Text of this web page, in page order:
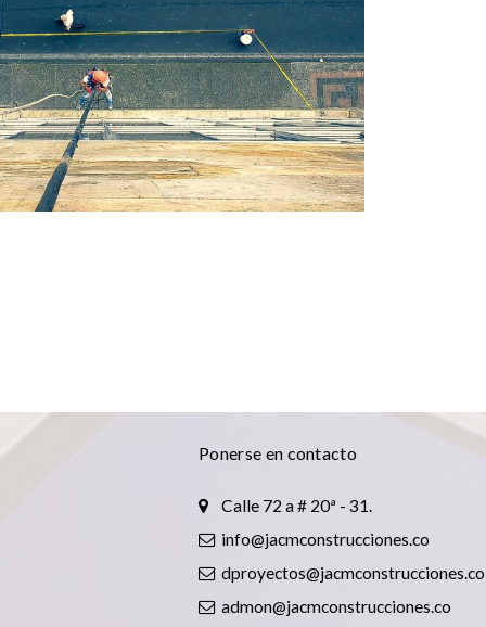
Ponerse en contacto
Calle 72 a # 20ª - 31.
info@jacmconstrucciones.co
dproyectos@jacmconstrucciones.co
admon@jacmconstrucciones.co